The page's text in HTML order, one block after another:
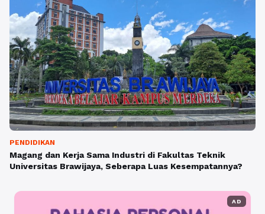
PENDIDIKAN
Magang dan Kerja Sama Industri di Fakultas Teknik
Universitas Brawijaya, Seberapa Luas Kesempatannya?
AD